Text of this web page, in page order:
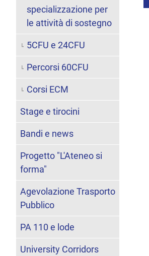
specializzazione per
le attività di sostegno
5CFU e 24CFU
Percorsi 60CFU
Corsi ECM
Stage e tirocini
Bandi e news
Progetto "L'Ateneo si
forma"
Agevolazione Trasporto
Pubblico
PA 110 e lode
University Corridors